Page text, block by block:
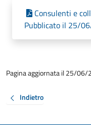
Consulenti e
Pubblicato il 25/
Pagina aggiornata il 25/
Indietro